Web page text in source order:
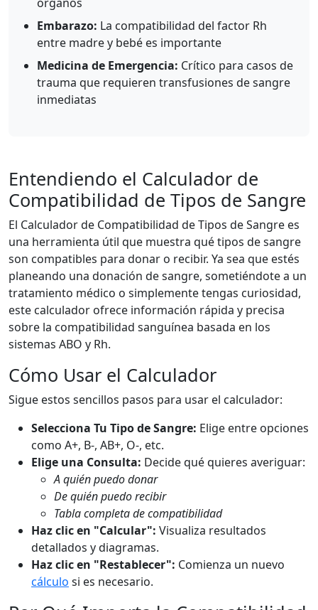
Embarazo: La compatibilidad del factor Rh
entre madre y bebé es importante
Medicina de Emergencia: Crítico para casos de
trauma que requieren transfusiones de sangre
inmediatas
Entendiendo el Calculador de
Compatibilidad de Tipos de Sangre
El Calculador de Compatibilidad de Tipos de Sangre es
una herramienta útil que muestra qué tipos de sangre
son compatibles para donar o recibir. Ya sea que estés
planeando una donación de sangre, sometiéndote a un
tratamiento médico o simplemente tengas curiosidad,
este calculador ofrece información rápida y precisa
sobre la compatibilidad sanguínea basada en los
sistemas ABO y Rh.
Cómo Usar el Calculador
Sigue estos sencillos pasos para usar el calculador:
Selecciona Tu Tipo de Sangre: Elige entre opciones
como A+, B-, AB+, O-, etc.
Elige una Consulta: Decide qué quieres averiguar:
A quién puedo donar
De quién puedo recibir
Tabla completa de compatibilidad
Haz clic en "Calcular": Visualiza resultados
detallados y diagramas.
Haz clic en "Restablecer": Comienza un nuevo
cálculo si es necesario.